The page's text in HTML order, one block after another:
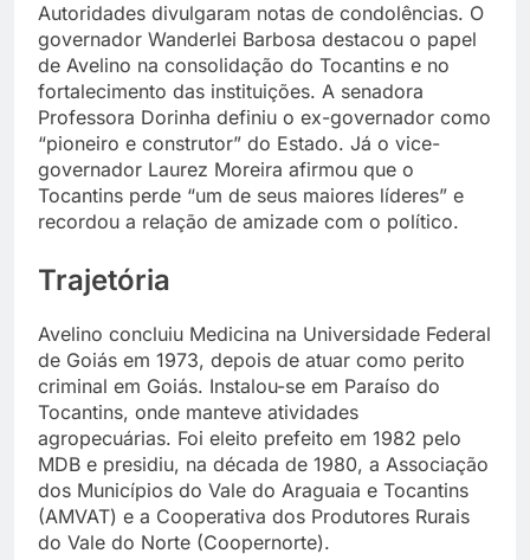
Autoridades divulgaram notas de condolências. O
governador Wanderlei Barbosa destacou o papel
de Avelino na consolidação do Tocantins e no
fortalecimento das instituições. A senadora
Professora Dorinha definiu o ex-governador como
“pioneiro e construtor” do Estado. Já o vice-
governador Laurez Moreira afirmou que o
Tocantins perde “um de seus maiores líderes” e
recordou a relação de amizade com o político.
Trajetória
Avelino concluiu Medicina na Universidade Federal
de Goiás em 1973, depois de atuar como perito
criminal em Goiás. Instalou-se em Paraíso do
Tocantins, onde manteve atividades
agropecuárias. Foi eleito prefeito em 1982 pelo
MDB e presidiu, na década de 1980, a Associação
dos Municípios do Vale do Araguaia e Tocantins
(AMVAT) e a Cooperativa dos Produtores Rurais
do Vale do Norte (Coopernorte).